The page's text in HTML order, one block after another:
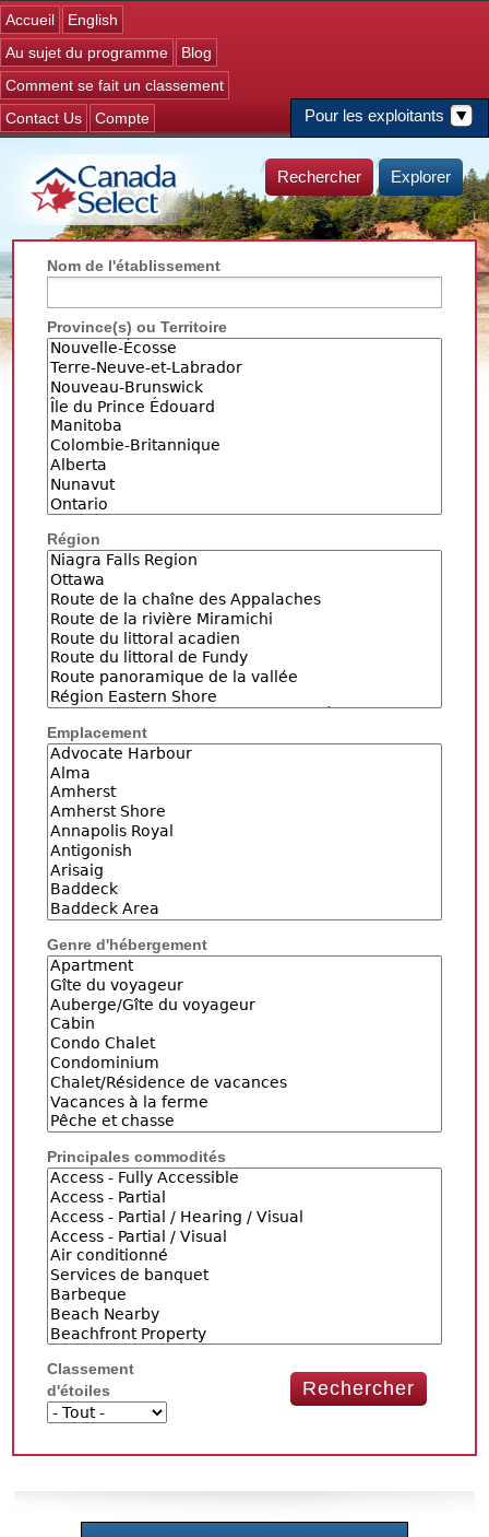
Accueil
English
Au sujet du programme
Blog
Pour les exploitants
Comment se fait un classement
Contact Us
Compte
Rechercher Explorer
Nom de l'établissement
Province(s) ou Territoire
Région
Emplacement
Genre d'hébergement
Principales commodités
Classement
d'étoiles